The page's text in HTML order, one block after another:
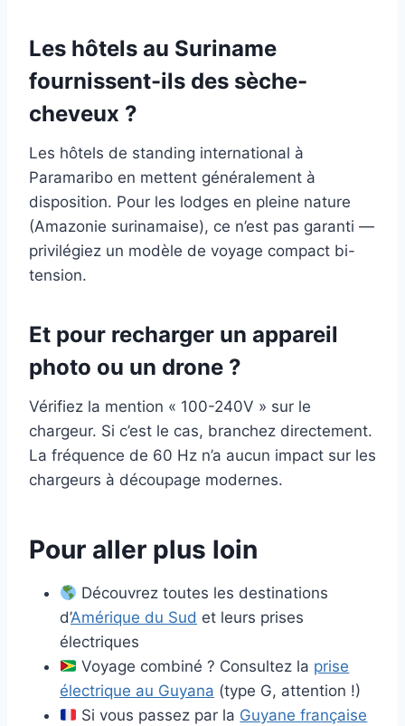
Les hôtels au Suriname
fournissent-ils des sèche-
cheveux ?
Les hôtels de standing international à
Paramaribo en mettent généralement à
disposition. Pour les lodges en pleine nature
(Amazonie surinamaise), ce n’est pas garanti —
privilégiez un modèle de voyage compact bi-
tension.
Et pour recharger un appareil
photo ou un drone ?
Vérifiez la mention « 100-240V » sur le
chargeur. Si c’est le cas, branchez directement.
La fréquence de 60 Hz n’a aucun impact sur les
chargeurs à découpage modernes.
Pour aller plus loin
Découvrez toutes les destinations
d’Amérique du Sud et leurs prises
électriques
Voyage combiné ? Consultez la prise
électrique au Guyana (type G, attention !)
Si vous passez par la Guyane française